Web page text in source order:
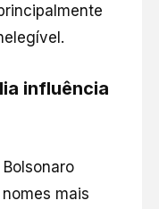
influência
mais